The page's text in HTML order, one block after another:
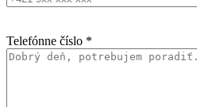
Telefónne číslo *